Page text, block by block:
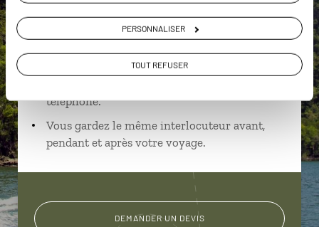
PERSONNALISER
TOUT REFUSER
Ils sauront organiser votre itinéraire au plus
près de vos envies et de la réalité du pays.
Échangez en face à face ou depuis nos studios
téléphone.
Vous gardez le même interlocuteur avant,
pendant et après votre voyage.
DEMANDER UN DEVIS